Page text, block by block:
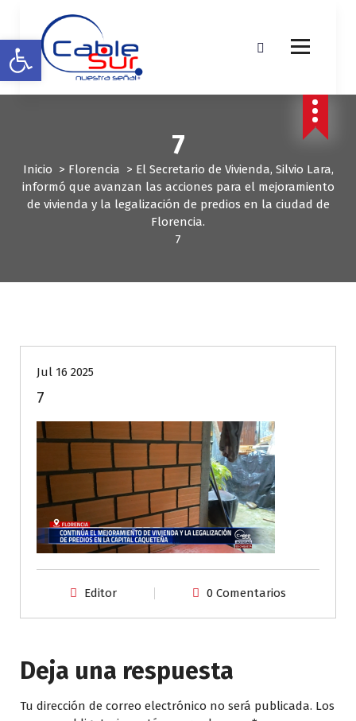
Abrir barra de herramientas
l
a
r
7
Inicio > Florencia > El Secretario de Vivienda, Silvio Lara,
informó que avanzan las acciones para el mejoramiento
de vivienda y la legalización de predios en la ciudad de
Florencia.
7
Jul 16 2025
7
Editor 0 Comentarios
Deja una respuesta
Tu dirección de correo electrónico no será publicada. Los